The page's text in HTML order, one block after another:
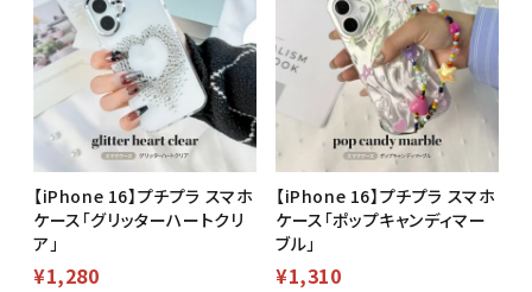
【iPhone 16】プチプラ スマホ
ケース「グリッターハートクリ
ア」
¥1,280
【iPhone 16】プチプラ スマホ
ケース「ポップキャンディマー
ブル」
¥1,310